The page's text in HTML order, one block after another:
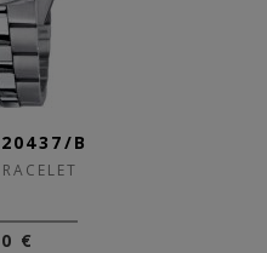
B
€